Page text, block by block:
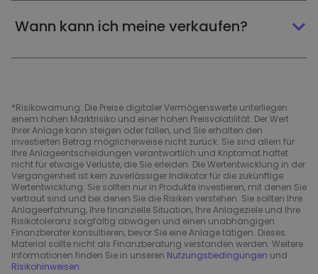
Wann kann ich meine verkaufen?
*Risikowarnung: Die Preise digitaler Vermögenswerte unterliegen
einem hohen Marktrisiko und einer hohen Preisvolatilität. Der Wert
Ihrer Anlage kann steigen oder fallen, und Sie erhalten den
investierten Betrag möglicherweise nicht zurück. Sie sind allein für
Ihre Anlageentscheidungen verantwortlich und Kriptomat haftet
nicht für etwaige Verluste, die Sie erleiden. Die Wertentwicklung in der
Vergangenheit ist kein zuverlässiger Indikator für die zukünftige
Wertentwicklung. Sie sollten nur in Produkte investieren, mit denen Sie
vertraut sind und bei denen Sie die Risiken verstehen. Sie sollten Ihre
Anlageerfahrung, Ihre finanzielle Situation, Ihre Anlageziele und Ihre
Risikotoleranz sorgfältig abwägen und einen unabhängigen
Finanzberater konsultieren, bevor Sie eine Anlage tätigen. Dieses
Material sollte nicht als Finanzberatung verstanden werden. Weitere
Informationen finden Sie in unseren Nutzungsbedingungen und
Risikohinweisen.